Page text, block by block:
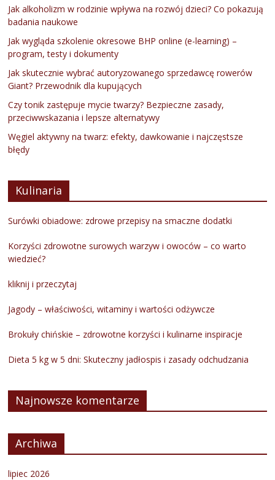
Jak alkoholizm w rodzinie wpływa na rozwój dzieci? Co pokazują
badania naukowe
Jak wygląda szkolenie okresowe BHP online (e-learning) –
program, testy i dokumenty
Jak skutecznie wybrać autoryzowanego sprzedawcę rowerów
Giant? Przewodnik dla kupujących
Czy tonik zastępuje mycie twarzy? Bezpieczne zasady,
przeciwwskazania i lepsze alternatywy
Węgiel aktywny na twarz: efekty, dawkowanie i najczęstsze
błędy
Kulinaria
Surówki obiadowe: zdrowe przepisy na smaczne dodatki
Korzyści zdrowotne surowych warzyw i owoców – co warto
wiedzieć?
kliknij i przeczytaj
Jagody – właściwości, witaminy i wartości odżywcze
Brokuły chińskie – zdrowotne korzyści i kulinarne inspiracje
Dieta 5 kg w 5 dni: Skuteczny jadłospis i zasady odchudzania
Najnowsze komentarze
Archiwa
lipiec 2026